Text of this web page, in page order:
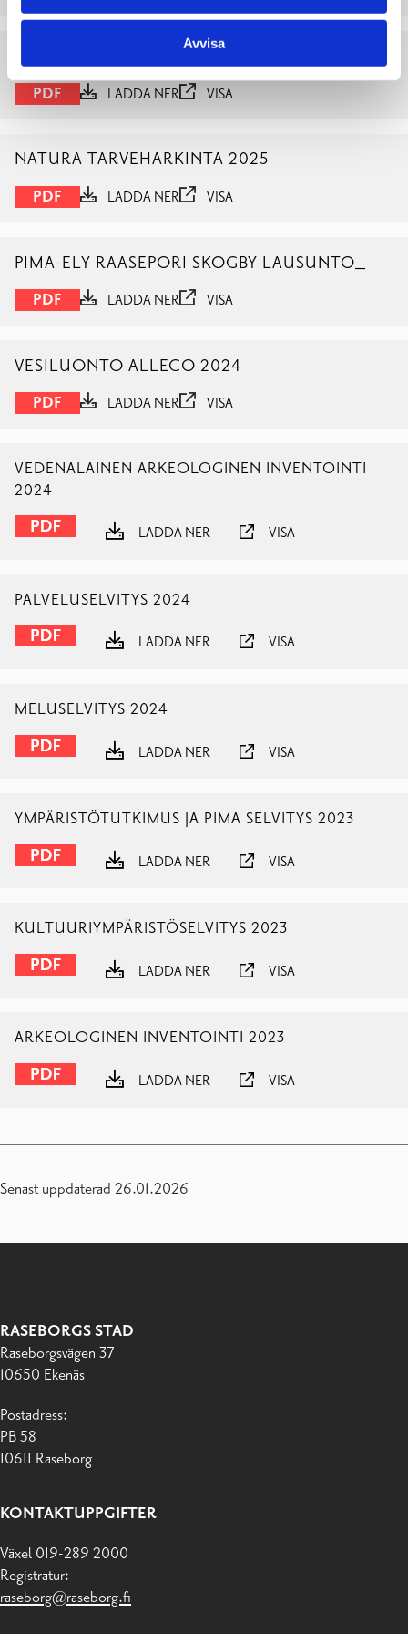
Avvisa
PDF LADDA NER VISA
NATURA TARVEHARKINTA 2025
PDF LADDA NER VISA
PIMA-ELY RAASEPORI SKOGBY LAUSUNTO_
PDF LADDA NER VISA
VESILUONTO ALLECO 2024
PDF LADDA NER VISA
VEDENALAINEN ARKEOLOGINEN INVENTOINTI
2024
LADDA NER VISA
PALVELUSELVITYS 2024
LADDA NER VISA
MELUSELVITYS 2024
LADDA NER VISA
YMPÄRISTÖTUTKIMUS JA PIMA SELVITYS 2023
LADDA NER VISA
KULTUURIYMPÄRISTÖSELVITYS 2023
LADDA NER VISA
ARKEOLOGINEN INVENTOINTI 2023
LADDA NER VISA
Senast uppdaterad 26.01.2026
RASEBORGS STAD
Raseborgsvägen 37
10650 Ekenäs
Postadress:
PB 58
10611 Raseborg
KONTAKTUPPGIFTER
Växel 019-289 2000
Registratur:
raseborg@raseborg.fi